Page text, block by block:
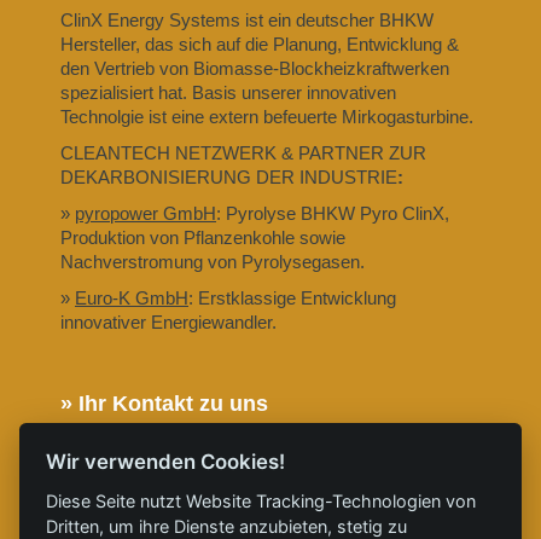
ClinX Energy Systems ist ein deutscher BHKW
Hersteller, das sich auf die Planung, Entwicklung &
den Vertrieb von Biomasse-Blockheizkraftwerken
spezialisiert hat. Basis unserer innovativen
Technolgie ist eine extern befeuerte Mirkogasturbine.
CLEANTECH NETZWERK & PARTNER ZUR
DEKARBONISIERUNG DER INDUSTRIE:
» pyropower GmbH: Pyrolyse BHKW Pyro ClinX,
Produktion von Pflanzenkohle sowie
Nachverstromung von Pyrolysegasen.
» Euro-K GmbH: Erstklassige Entwicklung
innovativer Energiewandler.
» Ihr Kontakt zu uns
» Telefon: 0355 8695 9890
» Folgen Sie uns auf X
Wir verwenden Cookies!
Diese Seite nutzt Website Tracking-Technologien von
Dritten, um ihre Dienste anzubieten, stetig zu